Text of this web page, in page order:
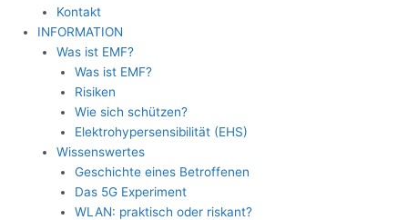
Kontakt
INFORMATION
Was ist EMF?
Was ist EMF?
Risiken
Wie sich schützen?
Elektrohypersensibilität (EHS)
Wissenswertes
Geschichte eines Betroffenen
Das 5G Experiment
WLAN: praktisch oder riskant?